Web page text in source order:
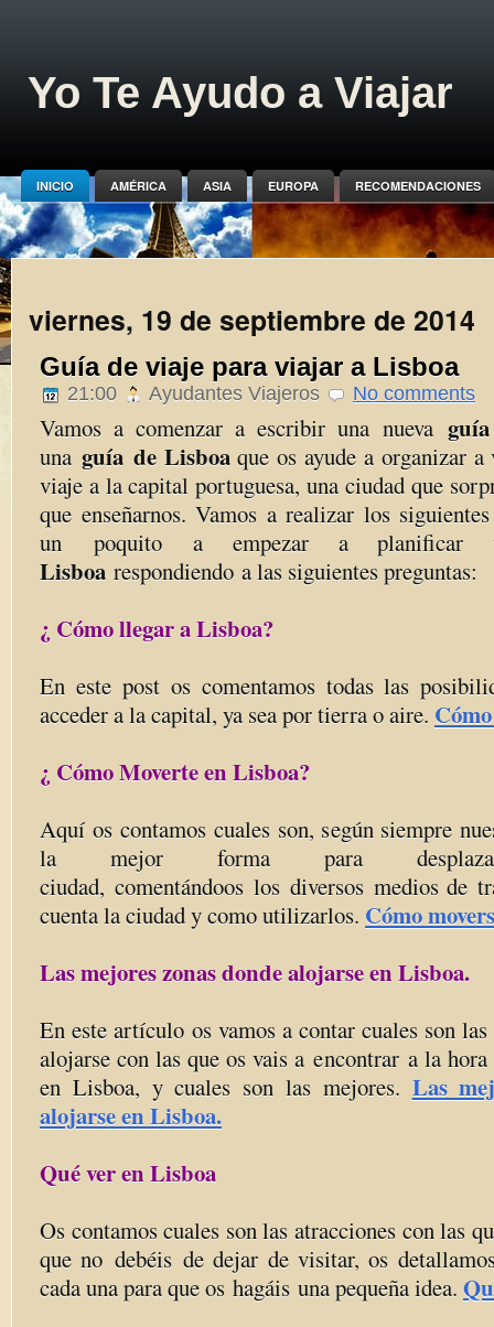
Yo Te Ayudo a Viajar
INICIO AMÉRICA ASIA EUROPA RECOMENDACIONES
viernes, 19 de septiembre de 2014
Guía de viaje para viajar a Lisboa
21:00 Ayudantes Viajeros No comments
Vamos a comenzar a escribir una nuevaguía
una guía de Lisboaque os ayude a organizar a
viaje a la capital portuguesa, una ciudad que
que enseñarnos. Vamos a realizar los
un poquito a empezar a planificar
Lisboa respondiendo a las siguientes preguntas:
¿ Cómo llegar a Lisboa?
En este post os comentamos todas las
acceder a la capital, ya sea por tierra o aire.
¿ Cómo Moverte en Lisboa?
Aquí os contamos cuales son, según siempre
la mejor forma para
ciudad, comentándoos los diversos medios de
cuenta la ciudad y como utilizarlos. Cómo
Las mejores zonas donde alojarse en Lisboa.
En este artículo os vamos a contar cuales son
alojarse con las que os vais a encontrar a la
en Lisboa, y cuales son las mejores. Las
alojarse en Lisboa.
Qué ver en Lisboa
Os contamos cuales son las atracciones con las
que no debéis de dejar de visitar, os
cada una para que os hagáis una pequeña idea.